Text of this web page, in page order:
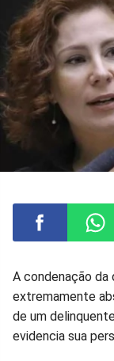
no
no
A condenação da
extremamente
de um
evidencia sua